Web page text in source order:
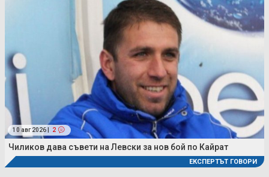
10 авг 2026 | 2
Чиликов дава съвети на Левски за нов бой по Кайрат
ЕКСПЕРТЪТ ГОВОРИ